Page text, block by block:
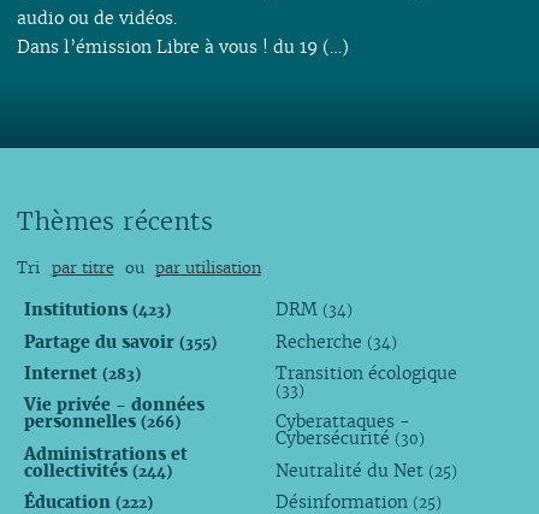
audio ou de vidéos.
Dans l’émission Libre à vous ! du 19 (…)
Thèmes récents
Tri par titre ou par utilisation
Institutions (423)
Partage du savoir (355)
Internet (283)
Vie privée - données
personnelles (266)
Administrations et
collectivités (244)
Éducation (222)
DRM (34)
Recherche (34)
Transition écologique
(33)
Cyberattaques -
Cybersécurité (30)
Neutralité du Net (25)
Désinformation (25)